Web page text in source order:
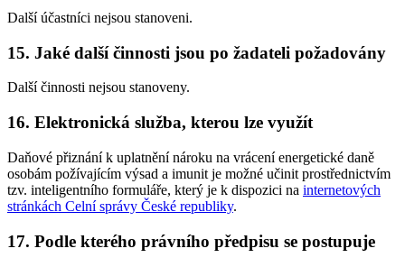
Další účastníci nejsou stanoveni.
15. Jaké další činnosti jsou po žadateli požadovány
Další činnosti nejsou stanoveny.
16. Elektronická služba, kterou lze využít
Daňové přiznání k uplatnění nároku na vrácení energetické daně
osobám požívajícím výsad a imunit je možné učinit prostřednictvím
tzv. inteligentního formuláře, který je k dispozici na internetových
stránkách Celní správy České republiky.
17. Podle kterého právního předpisu se postupuje